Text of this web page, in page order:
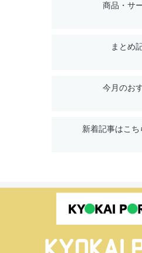
商品・サ
まとめ
今月のお
新着記事はこ